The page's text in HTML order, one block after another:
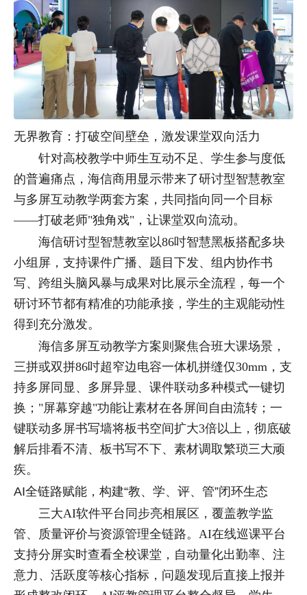
无界教育：打破空间壁垒，激发课堂双向活力
针对高校教学中师生互动不足、学生参与度低
的普遍痛点，海信商用显示带来了研讨型智慧教室
与多屏互动教学两套方案，共同指向同一个目标
——打破老师"独角戏"，让课堂双向流动。
海信研讨型智慧教室以86吋智慧黑板搭配多块
小组屏，支持课件广播、题目下发、组内协作书
写、跨组头脑风暴与成果对比展示全流程，每一个
研讨环节都有精准的功能承接，学生的主观能动性
得到充分激发。
海信多屏互动教学方案则聚焦合班大课场景，
三拼或双拼86吋超窄边电容一体机拼缝仅30mm，支
持多屏同显、多屏异显、课件联动多种模式一键切
换；"屏幕穿越"功能让素材在各屏间自由流转；一
键联动多屏书写墙将板书空间扩大3倍以上，彻底破
解后排看不清、板书写不下、素材调取繁琐三大顽
疾。
AI全链路赋能，构建“教、学、评、管”闭环生态
三大AI软件平台同步亮相展区，覆盖教学监
管、质量评价与资源管理全链路。AI在线巡课平台
支持分屏实时查看全校课堂，自动量化出勤率、注
意力、活跃度等核心指标，问题发现后直接上报并